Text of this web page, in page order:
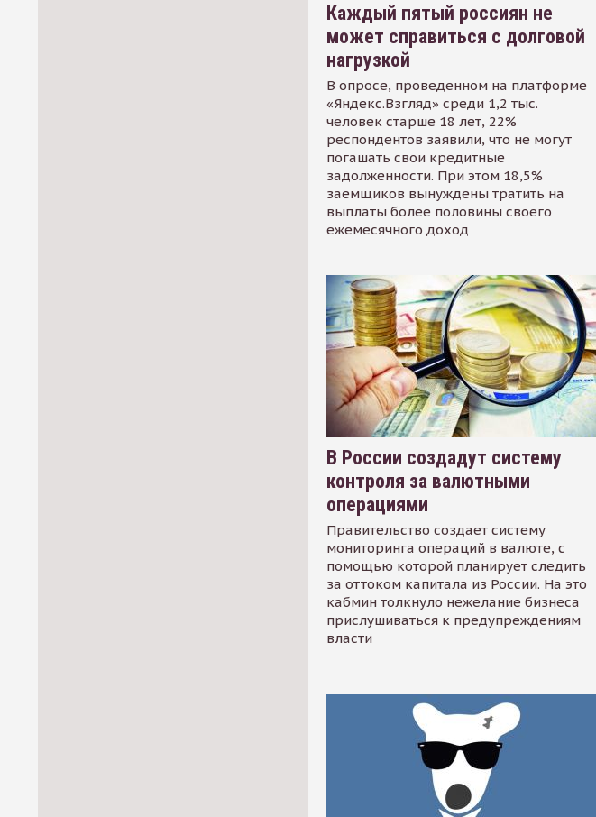
Каждый пятый россиян не
может справиться с долговой
нагрузкой
В опросе, проведенном на платформе
«Яндекс.Взгляд» среди 1,2 тыс.
человек старше 18 лет, 22%
респондентов заявили, что не могут
погашать свои кредитные
задолженности. При этом 18,5%
заемщиков вынуждены тратить на
выплаты более половины своего
ежемесячного доход
В России создадут систему
контроля за валютными
операциями
Правительство создает систему
мониторинга операций в валюте, с
помощью которой планирует следить
за оттоком капитала из России. На это
кабмин толкнуло нежелание бизнеса
прислушиваться к предупреждениям
власти